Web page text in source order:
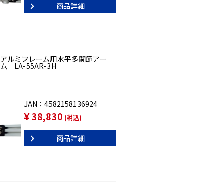
商品詳細
アルミフレーム用水平多関節アー
ム LA-55AR-3H
JAN：4582158136924
¥ 38,830 (税込)
商品詳細